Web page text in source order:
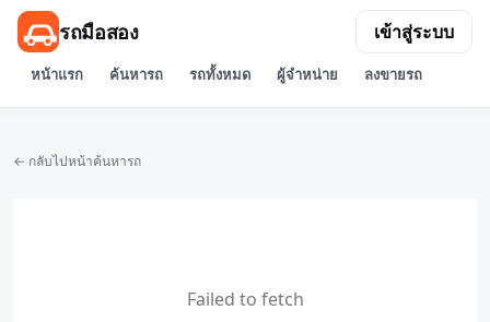
รถมือสอง
หน้าแรก ค้นหารถ รถทั้งหมด ผู้จำหน่าย ลงขายรถ
เข้าสู่ระบบ
← กลับไปหน้าค้นหารถ
Failed to fetch